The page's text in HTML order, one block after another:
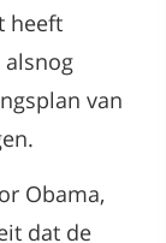
heeft
van
Obama,
dat de